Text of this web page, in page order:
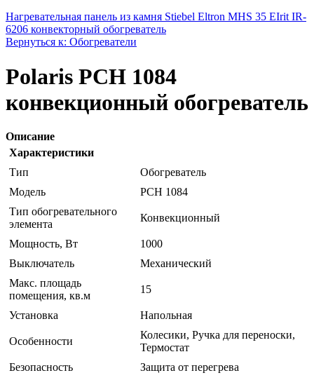
Нагревательная панель из камня Stiebel Eltron MHS 35 EIrit IR-
6206 конвекторный обогреватель
Вернуться к: Обогреватели
Polaris PCH 1084
конвекционный обогреватель
Описание
Характеристики
Тип
Обогреватель
Модель
PCH 1084
Тип обогревательного
элемента
Конвекционный
Мощность, Вт
1000
Выключатель
Механический
Макс. площадь
помещения, кв.м
15
Установка Напольная
Особенности
Колесики, Ручка для переноски,
Термостат
Безопасность
Защита от перегрева